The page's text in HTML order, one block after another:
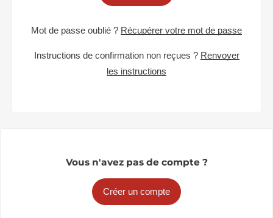
Mot de passe oublié ? Récupérer votre mot de passe
Instructions de confirmation non reçues ? Renvoyer
les instructions
Vous n'avez pas de compte ?
Créer un compte